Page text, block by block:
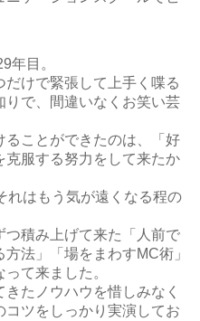
年目。
けで緊張して上手く喋る
りで、間違いなくお笑い芸
ることができたのは、「好
克服する努力をして来たか
れはもう気が遠くなる程の
つ積み上げて来た「人前で
法」「場をまわすMC術」
て来ました。
たノウハウを惜しみなく
ツをしっかり実演してお